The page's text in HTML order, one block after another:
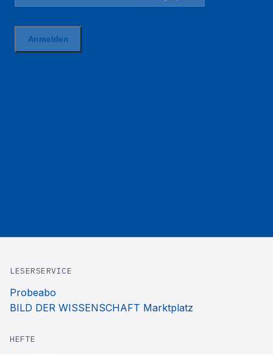
LESERSERVICE
Probeabo
BILD DER WISSENSCHAFT Marktplatz
HEFTE